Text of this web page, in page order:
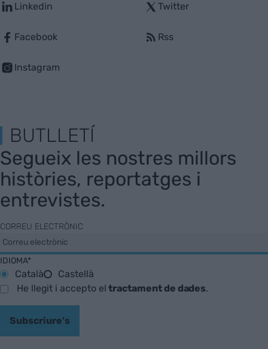
Linkedin
Facebook
Instagram
Twitter
Rss
BUTLLETÍ
Segueix les nostres millors
històries, reportatges i
entrevistes.
CORREU ELECTRÒNIC
IDIOMA*
Català
Castellà
He llegit i accepto eltractament de dades.
Subscriure's